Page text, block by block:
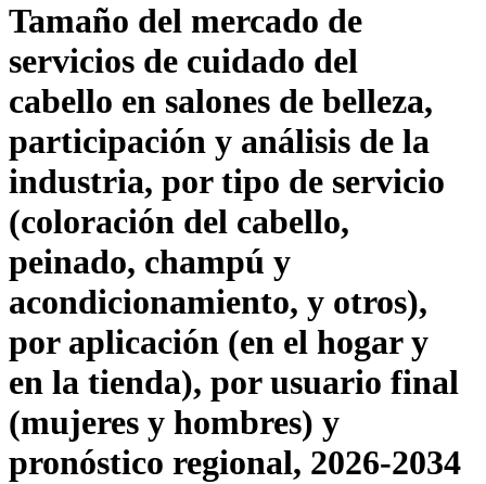
Tamaño del mercado de
servicios de cuidado del
cabello en salones de belleza,
participación y análisis de la
industria, por tipo de servicio
(coloración del cabello,
peinado, champú y
acondicionamiento, y otros),
por aplicación (en el hogar y
en la tienda), por usuario final
(mujeres y hombres) y
pronóstico regional, 2026-2034